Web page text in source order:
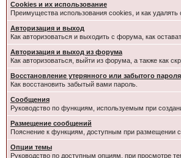
Cookies и их использование
Преимущества использования cookies, и как удалять
Авторизация и выход
Как авторизоваться и выходить с форума, как
Авторизация и выход из форума
Как авторизоваться, выйти из форума, а также как
Восстановление утерянного или забытого пароля
Как восстановить забытый вами пароль.
Сообщения
Руководство по функциям, используемым при
Размещение сообщений
Пояснение к функциям, доступным при размещении
Опции темы
Руководство по доступным опциям, при просмотре